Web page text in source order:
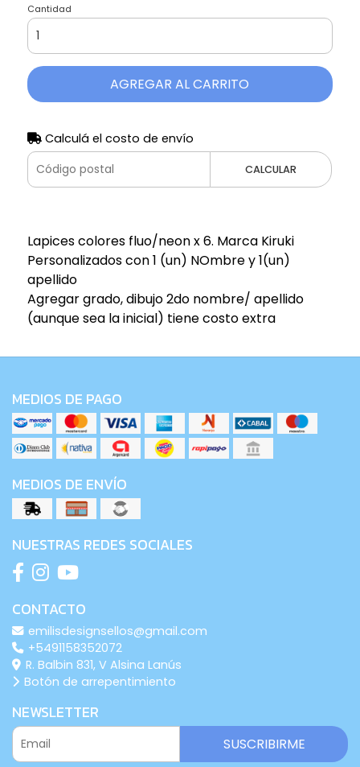
Cantidad
AGREGAR AL CARRITO
Calculá el costo de envío
CALCULAR
Lapices colores fluo/neon x 6. Marca Kiruki
Personalizados con 1 (un) NOmbre y 1(un)
apellido
Agregar grado, dibujo 2do nombre/ apellido
(aunque sea la inicial) tiene costo extra
MEDIOS DE PAGO
MEDIOS DE ENVÍO
NUESTRAS REDES SOCIALES
CONTACTO
emilisdesignsellos@gmail.com
+5491158352072
R. Balbin 831, V Alsina Lanús
Botón de arrepentimiento
NEWSLETTER
SUSCRIBIRME